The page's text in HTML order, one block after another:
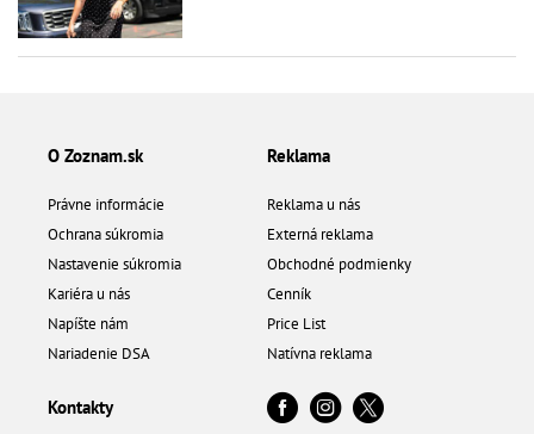
O Zoznam.sk
Právne informácie
Ochrana súkromia
Nastavenie súkromia
Kariéra u nás
Napíšte nám
Nariadenie DSA
Reklama
Reklama u nás
Externá reklama
Obchodné podmienky
Cenník
Price List
Natívna reklama
Kontakty